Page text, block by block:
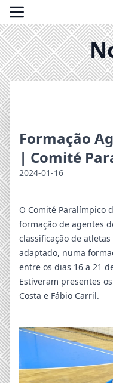
Formação
| Comité
2024-01-16
O Comité Paralímpico
formação de agentes
classificação de
adaptado, numa
entre os dias 16 a 21
Estiveram presentes os
Costa e Fábio Carril.